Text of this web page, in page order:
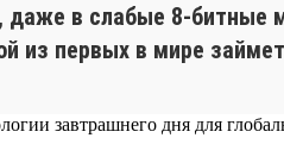
в слабые 8-битные
из первых в мире